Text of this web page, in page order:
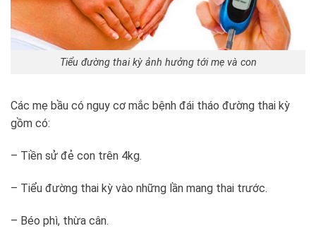
Tiểu đường thai kỳ ảnh hưởng tới mẹ và con
Các mẹ bầu có nguy cơ mắc bệnh đái tháo đường thai kỳ
gồm có:
– Tiền sử đẻ con trên 4kg.
– Tiểu đường thai kỳ vào những lần mang thai trước.
– Béo phì, thừa cân.